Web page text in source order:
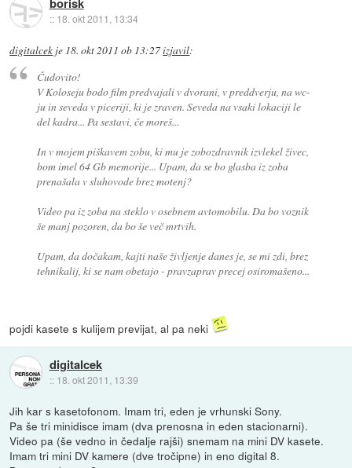
:: 18. okt 2011, 13:34
digitalcek je 18. okt 2011 ob 13:27izjavil:
Čudovito!
V Koloseju bodo film predvajali v dvorani, v preddverju, na wc-
ju in seveda v piceriji, ki je zraven. Seveda na vsaki lokaciji le
del kadra... Pa sestavi, če moreš...
In v mojem piškavem zobu, ki mu je zobozdravnik izvlekel živec,
bom imel 64 Gb memorije... Upam, da se bo glasba iz zoba
prenašala v sluhovode brez motenj?
Video pa iz zoba na steklo v osebnem avtomobilu. Da bo voznik
še manj pozoren, da bo še več mrtvih.
Upam, da dočakam, kajti naše življenje danes je, se mi zdi, brez
tehnikalij, ki se nam obetajo - pravzaprav precej osiromašeno...
pojdi kasete s kulijem previjat, al pa neki
digitalcek
:: 18. okt 2011, 13:39
Jih kar s kasetofonom. Imam tri, eden je vrhunski Sony.
Pa še tri minidisce imam (dva prenosna in eden stacionarni).
Video pa (še vedno in čedalje rajši) snemam na mini DV kasete.
Imam tri mini DV kamere (dve tročipne) in eno digital 8.